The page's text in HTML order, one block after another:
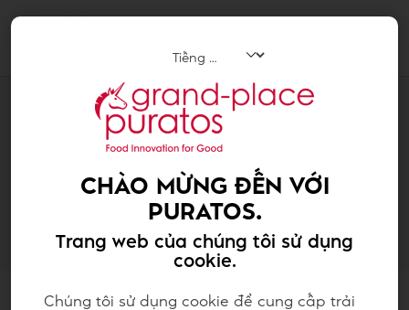
SẢN PHẨM
lọc thông tin
CHÀO MỪNG ĐẾN VỚI
PURATOS.
Trang web của chúng tôi sử dụng
cookie.
Chúng tôi sử dụng cookie để cung cấp trải